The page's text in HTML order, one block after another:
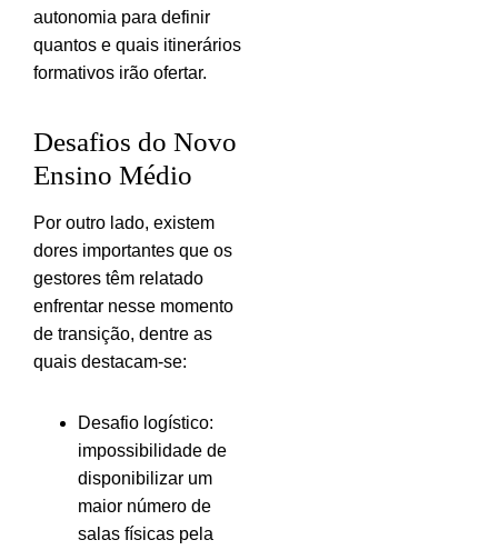
autonomia para definir
quantos e quais itinerários
formativos irão ofertar.
Desafios do Novo
Ensino Médio
Por outro lado, existem
dores importantes que os
gestores têm relatado
enfrentar nesse momento
de transição, dentre as
quais destacam-se:
Desafio logístico:
impossibilidade de
disponibilizar um
maior número de
salas físicas pela